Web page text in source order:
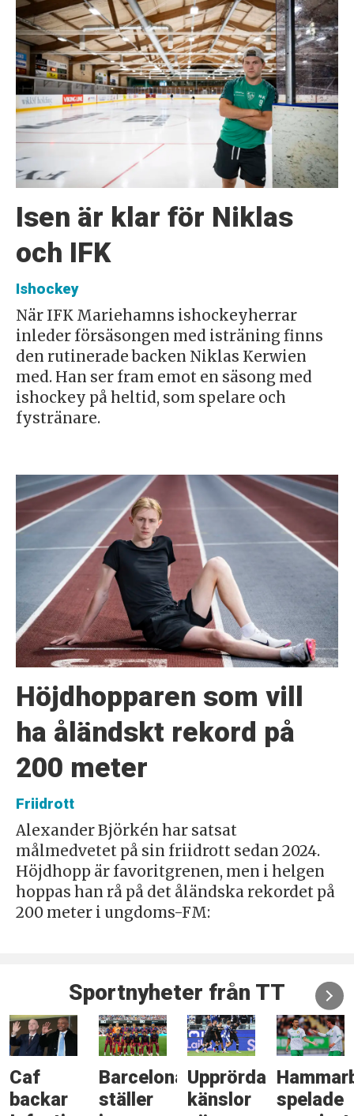
Isen är klar för Niklas
och IFK
Ishockey
När IFK Mariehamns ishockeyherrar
inleder försäsongen med isträning finns
den rutinerade backen Niklas Kerwien
med. Han ser fram emot en säsong med
ishockey på heltid, som spelare och
fystränare.
Höjdhopparen som vill
ha åländskt rekord på
200 meter
Friidrott
Alexander Björkén har satsat
målmedvetet på sin friidrott sedan 2024.
Höjdhopp är favoritgrenen, men i helgen
hoppas han rå på det åländska rekordet på
200 meter i ungdoms-FM:
Sportnyheter från TT
Caf
backar
Barcelona
ställer
Upprörda
känslor
spelade